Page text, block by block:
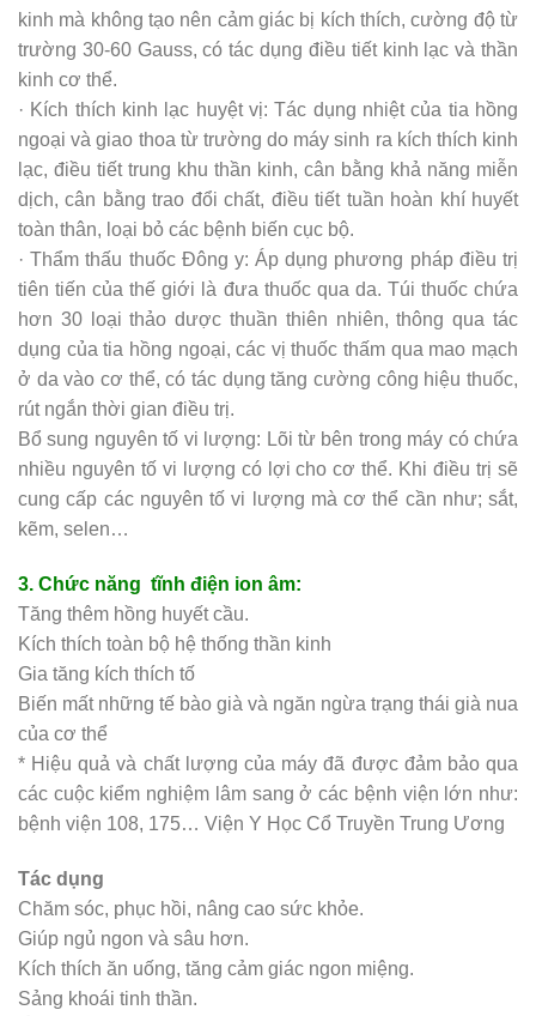
kinh mà không tạo nên cảm giác bị kích thích, cường độ từ
trường 30-60 Gauss, có tác dụng điều tiết kinh lạc và thần
kinh cơ thể.
· Kích thích kinh lạc huyệt vị: Tác dụng nhiệt của tia hồng
ngoại và giao thoa từ trường do máy sinh ra kích thích kinh
lạc, điều tiết trung khu thần kinh, cân bằng khả năng miễn
dịch, cân bằng trao đổi chất, điều tiết tuần hoàn khí huyết
toàn thân, loại bỏ các bệnh biến cục bộ.
· Thẩm thấu thuốc Đông y: Áp dụng phương pháp điều trị
tiên tiến của thế giới là đưa thuốc qua da. Túi thuốc chứa
hơn 30 loại thảo dược thuần thiên nhiên, thông qua tác
dụng của tia hồng ngoại, các vị thuốc thấm qua mao mạch
ở da vào cơ thể, có tác dụng tăng cường công hiệu thuốc,
rút ngắn thời gian điều trị.
Bổ sung nguyên tố vi lượng: Lõi từ bên trong máy có chứa
nhiều nguyên tố vi lượng có lợi cho cơ thể. Khi điều trị sẽ
cung cấp các nguyên tố vi lượng mà cơ thể cần như; sắt,
kẽm, selen…
3. Chức năng tĩnh điện ion âm:
Tăng thêm hồng huyết cầu.
Kích thích toàn bộ hệ thống thần kinh
Gia tăng kích thích tố
Biến mất những tế bào già và ngăn ngừa trạng thái già nua
của cơ thể
* Hiệu quả và chất lượng của máy đã được đảm bảo qua
các cuộc kiểm nghiệm lâm sang ở các bệnh viện lớn như:
bệnh viện 108, 175… Viện Y Học Cổ Truyền Trung Ương
Tác dụng
Chăm sóc, phục hồi, nâng cao sức khỏe.
Giúp ngủ ngon và sâu hơn.
Kích thích ăn uống, tăng cảm giác ngon miệng.
Sảng khoái tinh thần.